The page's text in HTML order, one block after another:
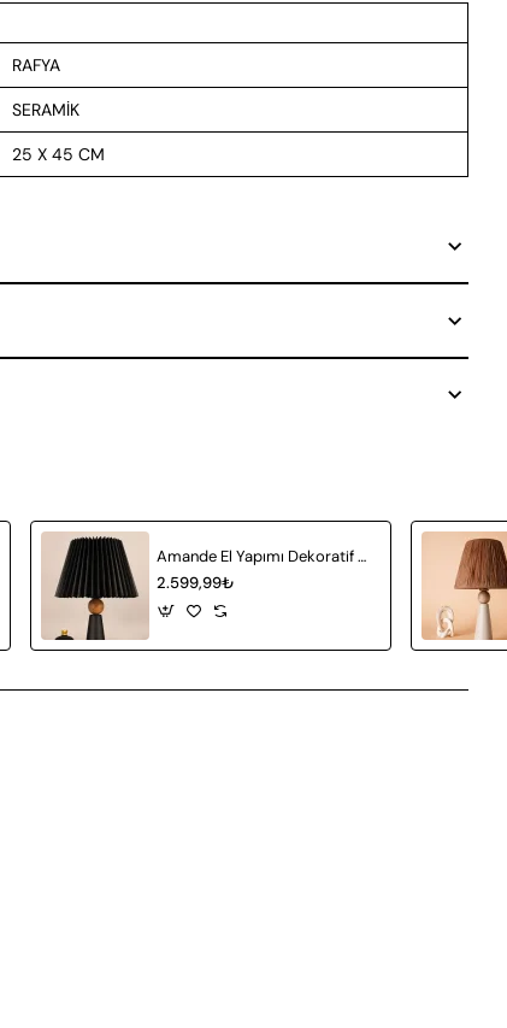
RAFYA
SERAMİK
25 X 45 CM
Amande El Yapımı Dekoratif Seramik Abajur Siyah
2.599,99₺